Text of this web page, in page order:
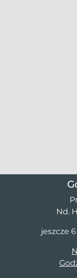
Nd.
jeszcze